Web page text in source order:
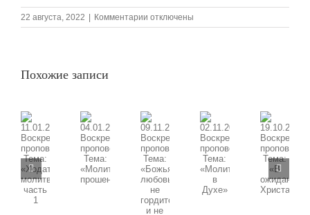
22 августа, 2022 Комментарии к
записи
действии»,
часть
1
отключены
Похожие записи
11.01.2026
Воскресная
проповедь,
«Ходатайственная
04.01.2026
Воскресная
проповедь,
09.11.2025
Воскресная
проповедь,
Тема:
«Божья
любовь
02.11.2025
Воскресная
проповедь,
Тема:
19.10.2025
Воскресная
проповедь,
Тема: